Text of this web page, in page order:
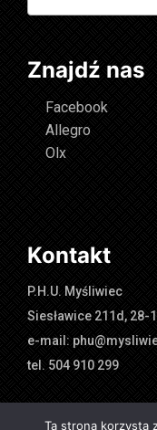
Znajdź nas
Facebook
Allegro
Olx
Kontakt
P.H.U. Myśliwiec
Siesławice 211d, 28-
e-mail:
tel. 504 910 299
Ta strona korzysta